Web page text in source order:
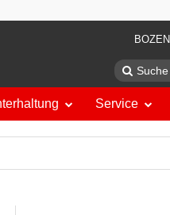
BOZEN
Service